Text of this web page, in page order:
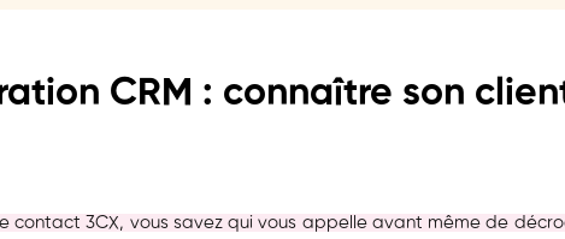
CRM : connaître son
contact 3CX, vous savez qui vous appelle avant même de